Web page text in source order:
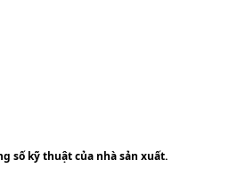
số kỹ thuật của nhà sản xuất.